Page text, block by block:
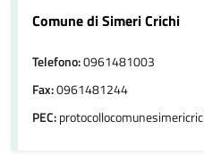
Comune di Simeri Crichi
Telefono:0961481003
Fax:0961481244
PEC: